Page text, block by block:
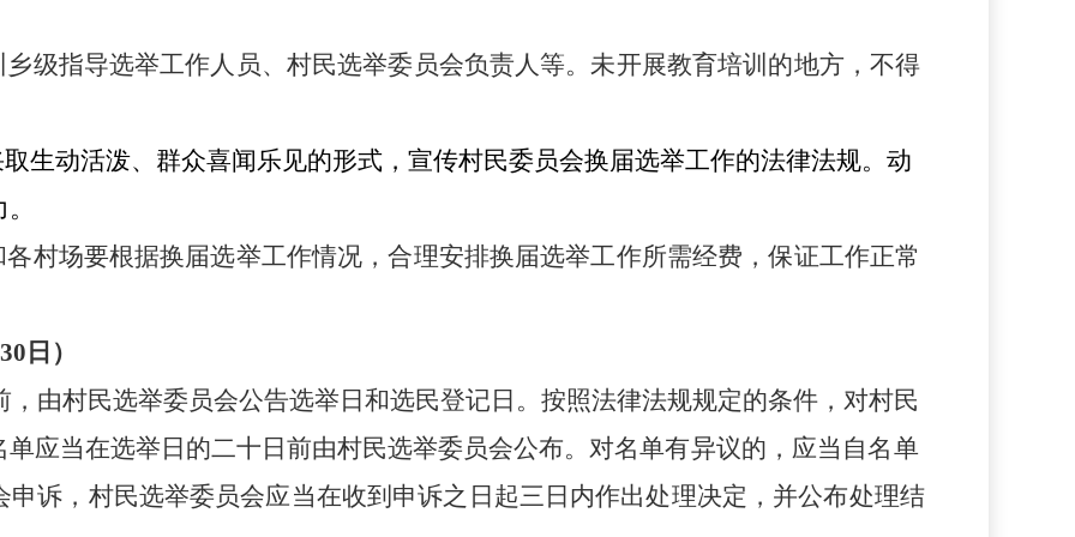
乡级指导选举工作人员、村民选举委员会负责人等。未开展教育培训的地方，不得
生动活泼、群众喜闻乐见的形式，宣传村民委员会换届选举工作的法律法规。动
各村场要根据换届选举工作情况，合理安排换届选举工作所需经费，保证工作正常
30 日）
，由村民选举委员会公告选举日和选民登记日。按照法律法规规定的条件，对村民
单应当在选举日的二十日前由村民选举委员会公布。 对名单有异议的，应当自名单
诉，村民选举委员会应当在收到申诉之日起三日内作出处理决定，并公布处理结